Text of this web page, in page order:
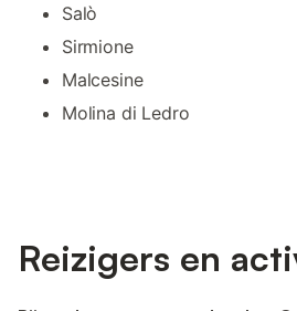
Salò
Sirmione
Malcesine
Molina di Ledro
Reizigers en